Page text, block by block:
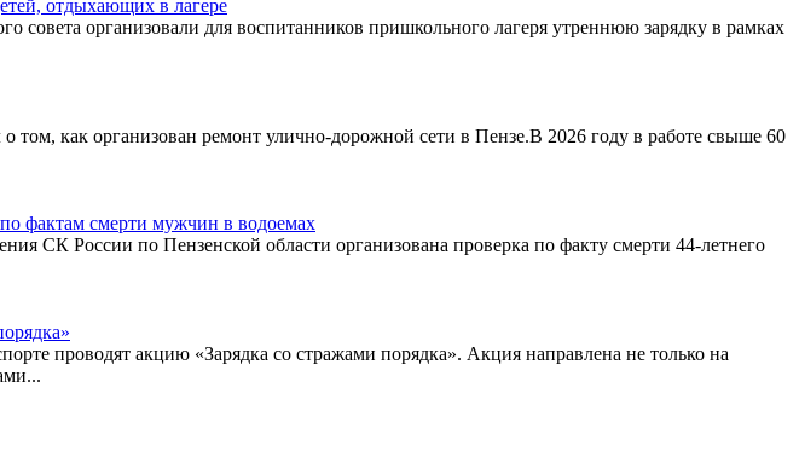
отдыхающих в лагере
организовали для воспитанников пришкольного лагеря утреннюю зарядку в рамках
том, как организован ремонт улично-дорожной сети в Пензе.В 2026 году в работе свыше 60
фактам смерти мужчин в водоемах
СК России по Пензенской области организована проверка по факту смерти 44-летнего
проводят акцию «Зарядка со стражами порядка». Акция направлена не только на